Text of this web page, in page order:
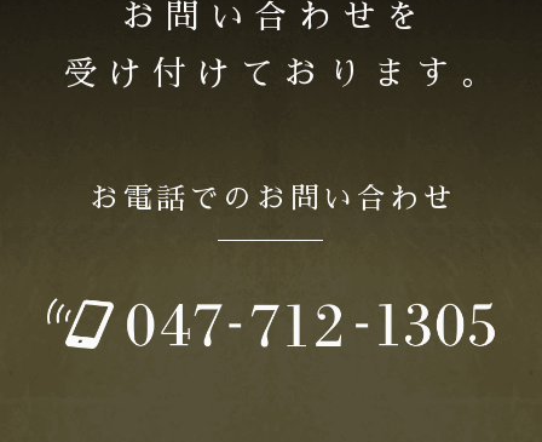
お問い合わせを
受け付けております｡
お電話でのお問い合わせ